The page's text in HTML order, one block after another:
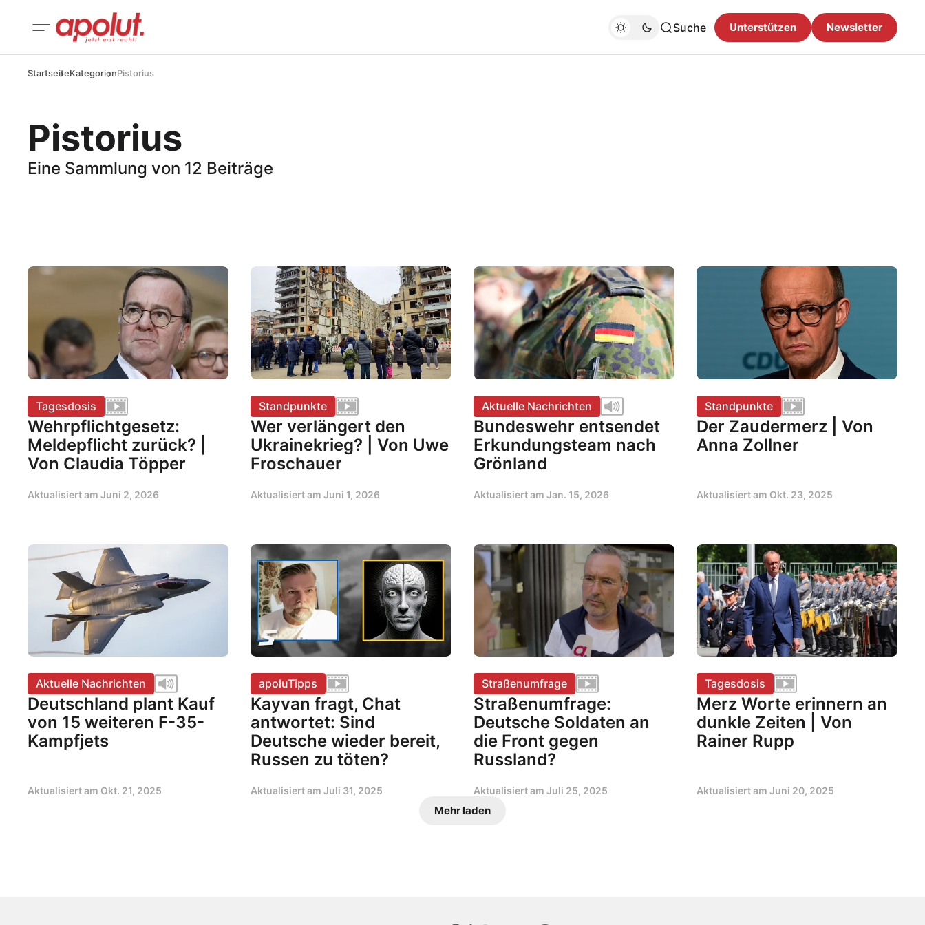
Suche Unterstützen Newsletter
StartseiteKategorienPistorius
Pistorius
Eine Sammlung von 12 Beiträge
Tagesdosis
Wehrpflichtgesetz:
Meldepflicht zurück? |
Von Claudia Töpper
Aktualisiert am Juni 2, 2026
Standpunkte
Wer verlängert den
Ukrainekrieg? | Von Uwe
Froschauer
Aktualisiert am Juni 1, 2026
Aktuelle Nachrichten
Bundeswehr entsendet
Erkundungsteam nach
Grönland
Aktualisiert am Jan. 15, 2026
Standpunkte
Der Zaudermerz | Von
Anna Zollner
Aktualisiert am Okt. 23, 2025
Aktuelle Nachrichten
Deutschland plant Kauf
von 15 weiteren F-35-
Kampfjets
Aktualisiert am Okt. 21, 2025
apoluTipps
Kayvan fragt, Chat
antwortet: Sind
Deutsche wieder bereit,
Russen zu töten?
Aktualisiert am Juli 31, 2025
Straßenumfrage
Straßenumfrage:
Deutsche Soldaten an
die Front gegen
Russland?
Aktualisiert am Juli 25, 2025
Tagesdosis
Merz Worte erinnern an
dunkle Zeiten | Von
Rainer Rupp
Aktualisiert am Juni 20, 2025
Mehr laden